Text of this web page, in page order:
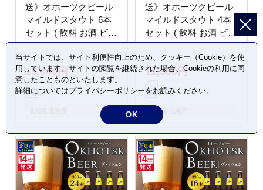
送》オホーツクビール
マイルドスタウト 6本
セット ( 飲料 お酒 ビー
ル 瓶ビール ギフト お
中元 お歳暮 お祝い プ
レゼント のし )【028-
0089】
15,000円
送》オホーツクビール
マイルドスタウト 4本
セット ( 飲料 お酒 ビー
ル 瓶ビール ギフト お
中元 お歳暮 お祝い プ
レゼント のし )【028-
11,500円
北海道 北見市
当サイトでは、サイト利便性向上のため、クッキー（Cookie）を使
用しています。サイトの閲覧を継続された場合、Cookieの利用に同
意したことものといたします。
詳細についてはプライバシーポリシーをお読みください。
OK